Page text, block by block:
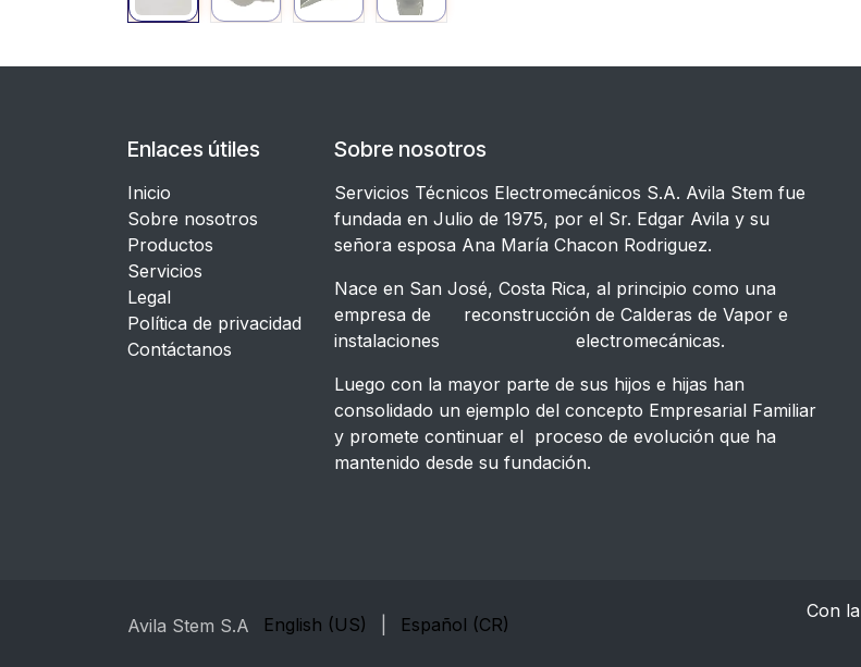
Enlaces útiles
Inicio
Sobre nosotros
Productos
Servicios
Legal
​Política de privacidad
Contáctanos
Sobre nosotros
Servicios Técnicos Electromecánicos S.A. Avila Stem fue
fundada en Julio de 1975, por el Sr. Edgar Avila y su
señora esposa Ana María Chacon Rodriguez.
Nace en San José, Costa Rica, al principio como una
empresa de reconstrucción de Calderas de Vapor e
instalaciones electromecánicas.
Luego con la mayor parte de sus hijos e hijas han
consolidado un ejemplo del concepto Empresarial Familiar
y promete continuar el proceso de evolución que ha
mantenido desde su fundación.
Avila Stem S.A English (US) Español (CR)
Con